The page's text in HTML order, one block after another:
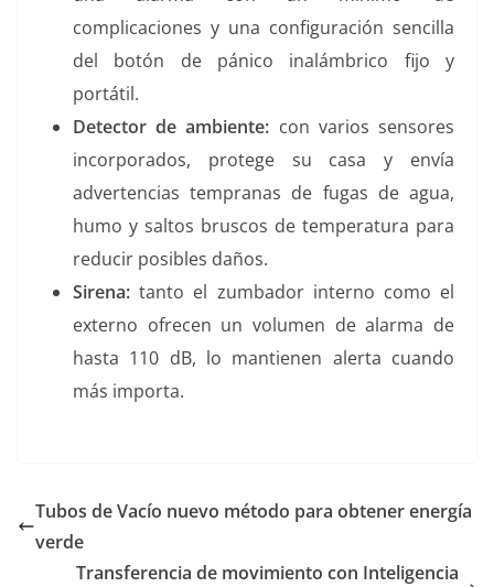
complicaciones y una configuración sencilla
del botón de pánico inalámbrico fijo y
portátil.
Detector de ambiente: con varios sensores
incorporados, protege su casa y envía
advertencias tempranas de fugas de agua,
humo y saltos bruscos de temperatura para
reducir posibles daños.
Sirena: tanto el zumbador interno como el
externo ofrecen un volumen de alarma de
hasta 110 dB, lo mantienen alerta cuando
más importa.
Tubos de Vacío nuevo método para obtener energía
verde
Transferencia de movimiento con Inteligencia